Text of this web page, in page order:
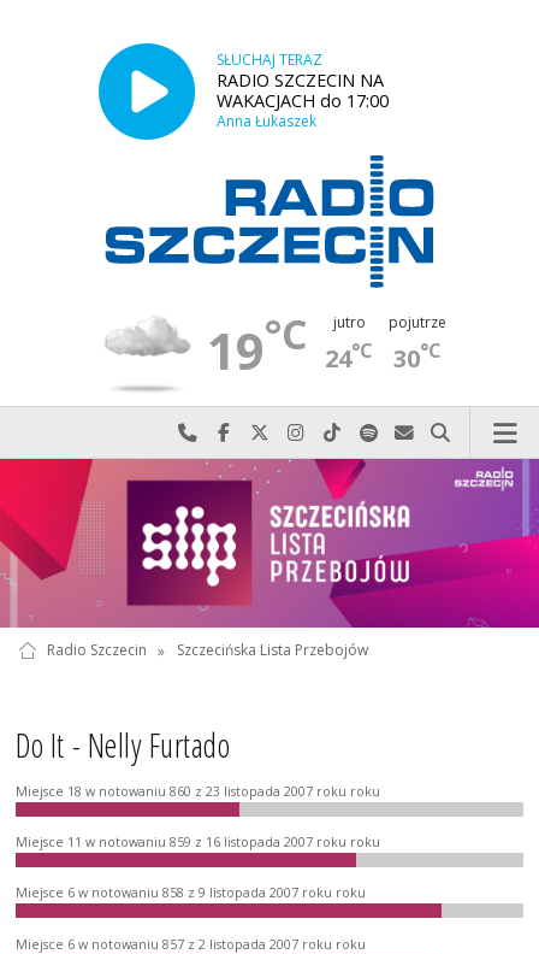
SŁUCHAJ TERAZ
RADIO SZCZECIN NA
WAKACJACH do 17:00
Anna Łukaszek
19°C jutro
24°C
pojutrze
30°C
Najlepiej po prostu do nas zadzwoń
Odwiedź nas na Facebook-u
Odwiedź nas na X
Odwiedź nas na Instagram-ie
Odwiedź nas na TikTok-u
Szukaj nas na Spotify
Wyślij do nas
Szukaj
Radio Szczecin » Szczecińska Lista Przebojów
Do It - Nelly Furtado
Miejsce 18 w notowaniu 860 z 23 listopada 2007 roku roku
Miejsce 11 w notowaniu 859 z 16 listopada 2007 roku roku
Miejsce 6 w notowaniu 858 z 9 listopada 2007 roku roku
Miejsce 6 w notowaniu 857 z 2 listopada 2007 roku roku